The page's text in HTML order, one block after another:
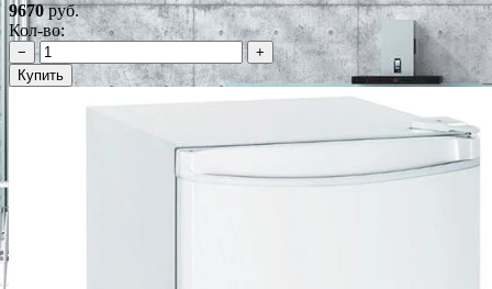
9670руб.
Кол-во:
−
+
Купить